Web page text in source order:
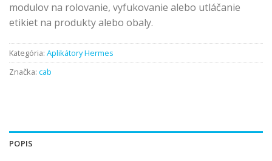
modulov na rolovanie, vyfukovanie alebo utláčanie
etikiet na produkty alebo obaly.
Kategória: Aplikátory Hermes
Značka: cab
POPIS